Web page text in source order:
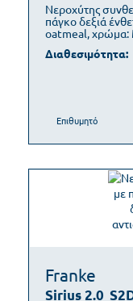
Νεροχύτης
πάγκο δεξιά
oatmeal, χρώμα:
Διαθεσιμότητα:
Επιθυμητό
Franke
Sirius 2.0